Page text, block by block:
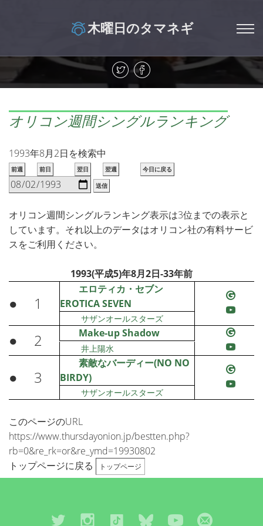
木曜日のタマネギ
オリコン週間シングルランキング
1993年8月2日を検索中
前週 前日 翌日 翌週 今日に戻る
送信
オリコン週間シングルランキング表示は3位までの表示と
しています。それ以上のデータはオリコン社の有料サービ
スをご利用ください。
1993(平成5)年8月2日-33年前
● 1
エロティカ・セブン
EROTICA SEVEN
サザンオールスターズ
● 2 Make-up Shadow
井上陽水
● 3
素敵なバーディー(NO NO
BIRDY)
サザンオールスターズ
このページのURL
https://www.thursdayonion.jp/bestten.php?
rb=0&re_rk=or&re_ymd=19930802
トップページに戻る
トップページ